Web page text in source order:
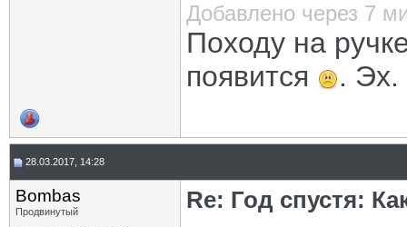
Добавлено через 7
Походу на
появится
. Эх.
28.03.2017, 14:28
Bombas
Продвинутый
Re: Год спустя: